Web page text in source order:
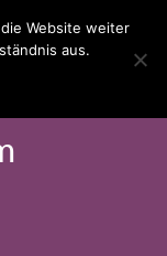
Website weiter
aus.